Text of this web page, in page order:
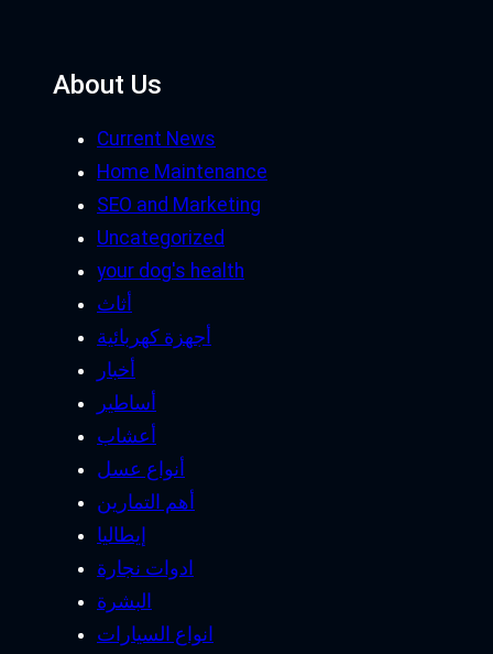
About Us
Current News
Home Maintenance
SEO and Marketing
Uncategorized
your dog's health
أثاث
أجهزة كهربائية
أخبار
أساطير
أعشاب
أنواع عسل
أهم التمارين
إيطاليا
ادوات نجارة
البشرة
انواع السيارات